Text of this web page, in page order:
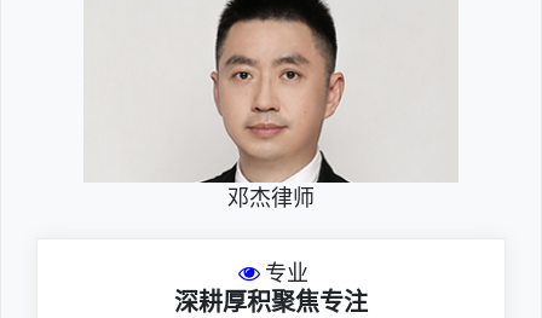
邓杰律师
专业
深耕厚积聚焦专注